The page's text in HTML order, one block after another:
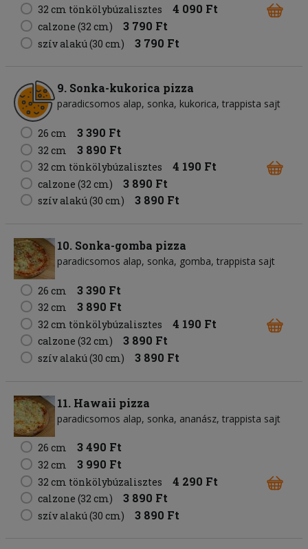
32 cm tönkölybúzalisztes 4 090 Ft
calzone (32 cm) 3 790 Ft
szív alakú (30 cm) 3 790 Ft
9. Sonka-kukorica pizza
paradicsomos alap sonka kukorica trappista sajt
26 cm 3 390 Ft
32 cm 3 890 Ft
32 cm tönkölybúzalisztes 4 190 Ft
calzone (32 cm) 3 890 Ft
szív alakú (30 cm) 3 890 Ft
10. Sonka-gomba pizza
paradicsomos alap sonka gomba trappista sajt
26 cm 3 390 Ft
32 cm 3 890 Ft
32 cm tönkölybúzalisztes 4 190 Ft
calzone (32 cm) 3 890 Ft
szív alakú (30 cm) 3 890 Ft
11. Hawaii pizza
paradicsomos alap sonka ananász trappista sajt
26 cm 3 490 Ft
32 cm 3 990 Ft
32 cm tönkölybúzalisztes 4 290 Ft
calzone (32 cm) 3 890 Ft
szív alakú (30 cm) 3 890 Ft